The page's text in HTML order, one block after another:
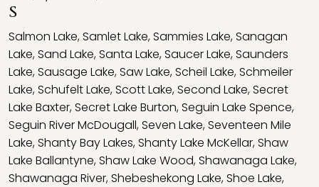
S
Salmon Lake,Samlet Lake,Sammies Lake,Sanagan
Lake,Sand Lake,Santa Lake,Saucer Lake,Saunders
Lake,Sausage Lake,Saw Lake,Scheil Lake,Schmeiler
Lake,Schufelt Lake,Scott Lake,Second Lake,Secret
Lake Baxter,Secret Lake Burton,Seguin Lake Spence,
Seguin River McDougall,Seven Lake,Seventeen Mile
Lake,Shanty Bay Lakes,Shanty Lake McKellar,Shaw
Lake Ballantyne,Shaw Lake Wood,Shawanaga Lake,
Shawanaga River,Shebeshekong Lake,Shoe Lake,